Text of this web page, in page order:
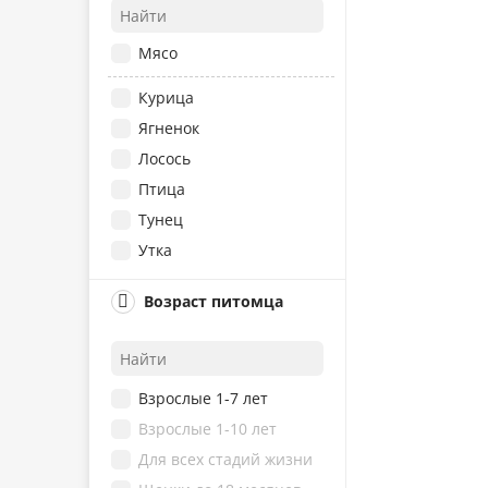
Мясо
Курица
Ягненок
Лосось
Птица
Тунец
Утка
Алоэ Вера
Пшеница
Розмарин
Семена льна
Индейка
Возраст питомца
Взрослые 1-7 лет
Взрослые 1-10 лет
Для всех стадий жизни